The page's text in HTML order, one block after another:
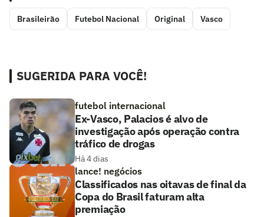
Brasileirão Futebol Nacional Original Vasco
SUGERIDA PARA VOCÊ!
futebol internacional
Ex-Vasco, Palacios é alvo de
investigação após operação contra
tráfico de drogas
Há 4 dias
lance! negócios
Classificados nas oitavas de final da
Copa do Brasil faturam alta
premiação